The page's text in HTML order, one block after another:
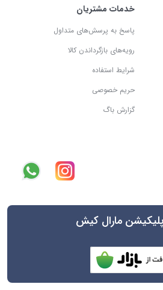
خدمات مشتریان
پاسخ به پرسش‌های متداول
رویه‌های بازگرداندن کالا
شرایط استفاده
حریم خصوصی
گزارش باگ
مارال کیش